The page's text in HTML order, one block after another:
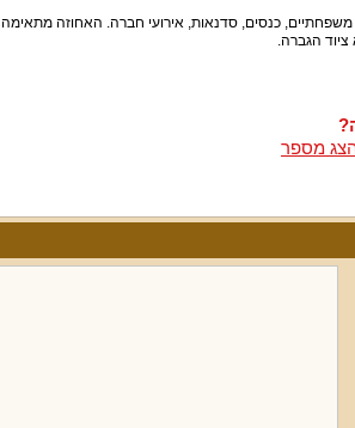
משפחתיים, כנסים, סדנאות, אירועי חברה. האחוזה מתאימה
הגברה.
מספר